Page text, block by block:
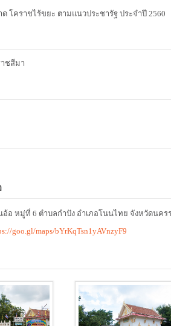
ด โคราชไร้ขยะ ตามแนวประชารัฐ ประจำปี 2560
ชสีมา
อ้อ หมู่ที่ 6 ตำบลกำปัง อำเภอโนนไทย จังหวัดนคร
goo.gl/maps/bYrKqTsn1yAVnzyF9